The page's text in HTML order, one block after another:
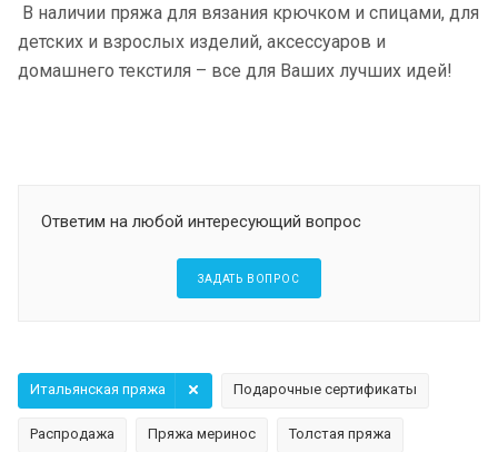
В наличии пряжа для вязания крючком и спицами, для
детских и взрослых изделий, аксессуаров и
домашнего текстиля – все для Ваших лучших идей!
Ответим на любой интересующий вопрос
ЗАДАТЬ ВОПРОС
Подарочные сертификаты
Распродажа Пряжа меринос Толстая пряжа
Итальянская пряжа